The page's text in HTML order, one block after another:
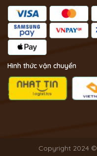
Hình thức vận chuyển
Copyright 2024